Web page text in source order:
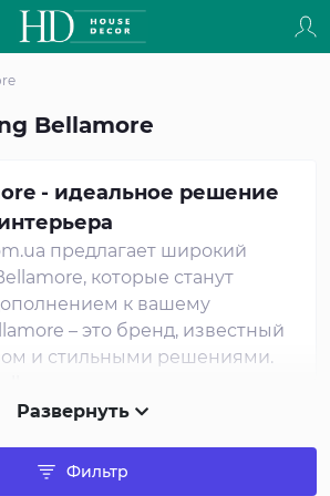
Bellamore
- идеальное решение
предлагает широкий
которые станут
к вашему
– это бренд, известный
и стильными решениями.
сделать правильный выбор
доме или офисе.
Развернуть
Фильтр